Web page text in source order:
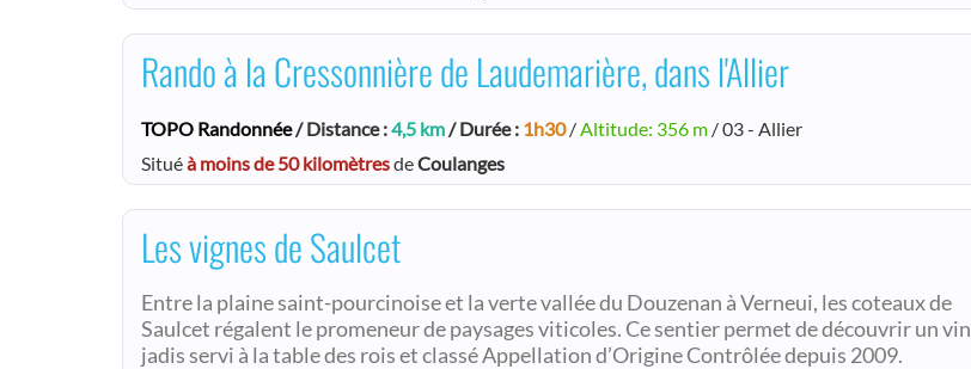
Rando à la Cressonnière de Laudemarière, dans l'Allier
TOPO Randonnée/ Distance :4,5 km/ Durée : 1h30/Altitude: 356 m / 03 - Allier
Situéà moins de 50 kilomètresdeCoulanges
Les vignes de Saulcet
Entre la plaine saint-pourcinoise et la verte vallée du Douzenan à Verneui, les coteaux de
Saulcet régalent le promeneur de paysages viticoles. Ce sentier permet de découvrir un vin
jadis servi à la table des rois et classé Appellation d’Origine Contrôlée depuis 2009.